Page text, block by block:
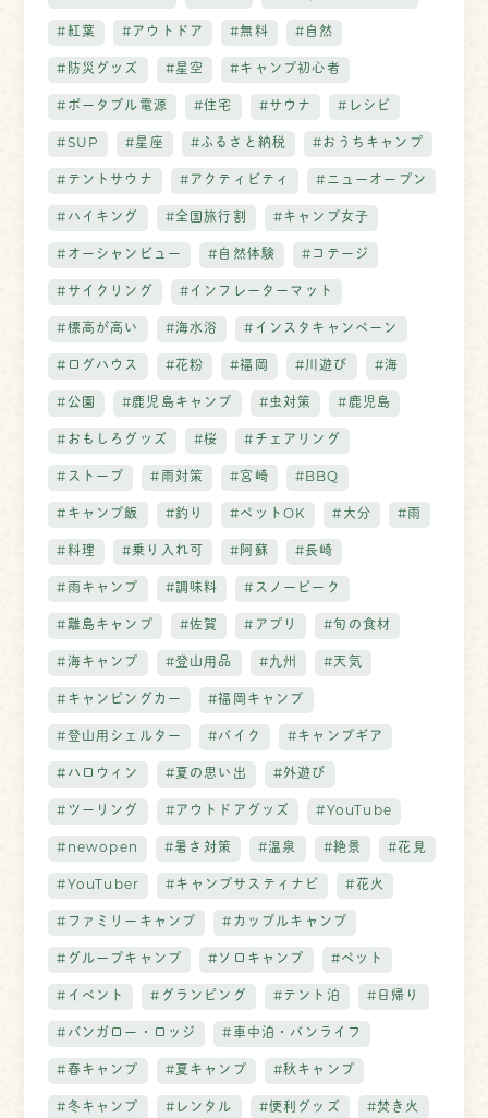
#紅葉 #アウトドア #無料 #自然
#防災グッズ #星空 #キャンプ初心者
#ポータブル電源 #住宅 #サウナ #レシピ
#SUP #星座 #ふるさと納税 #おうちキャンプ
#テントサウナ #アクティビティ #ニューオープン
#ハイキング #全国旅行割 #キャンプ女子
#オーシャンビュー #自然体験 #コテージ
#サイクリング #インフレーターマット
#標高が高い #海水浴 #インスタキャンペーン
#ログハウス #花粉 #福岡 #川遊び #海
#公園 #鹿児島キャンプ #虫対策 #鹿児島
#おもしろグッズ #桜 #チェアリング
#ストーブ #雨対策 #宮崎 #BBQ
#キャンプ飯 #釣り #ペットOK #大分 #雨
#料理 #乗り入れ可 #阿蘇 #長崎
#雨キャンプ #調味料 #スノーピーク
#離島キャンプ #佐賀 #アプリ #旬の食材
#海キャンプ #登山用品 #九州 #天気
#キャンピングカー #福岡キャンプ
#登山用シェルター #バイク #キャンプギア
#ハロウィン #夏の思い出 #外遊び
#ツーリング #アウトドアグッズ #YouTube
#newopen #暑さ対策 #温泉 #絶景 #花見
#YouTuber #キャンプサスティナビ #花火
#ファミリーキャンプ #カップルキャンプ
#グループキャンプ #ソロキャンプ #ペット
#イベント #グランピング #テント泊 #日帰り
#バンガロー・ロッジ #車中泊・バンライフ
#春キャンプ #夏キャンプ #秋キャンプ
#冬キャンプ #レンタル #便利グッズ #焚き火